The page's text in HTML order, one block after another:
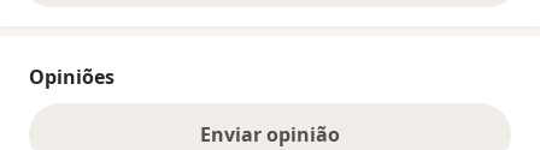
Opiniões
Enviar opinião